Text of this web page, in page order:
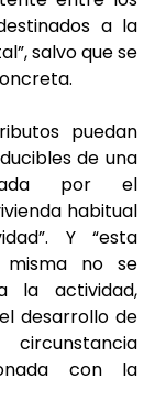
a la
salvo que se
puedan
de una
por el
habitual
Y “esta
misma no se
la actividad,
desarrollo de
con la